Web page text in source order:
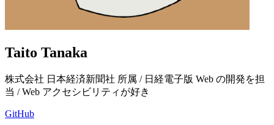
Taito Tanaka
株式会社 日本経済新聞社 所属 / 日経電子版 Web の開発を担
当 / Web アクセシビリティが好き
GitHub